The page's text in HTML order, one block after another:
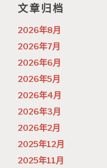
文章归档
2026年8月
2026年7月
2026年6月
2026年5月
2026年4月
2026年3月
2026年2月
2025年12月
2025年11月